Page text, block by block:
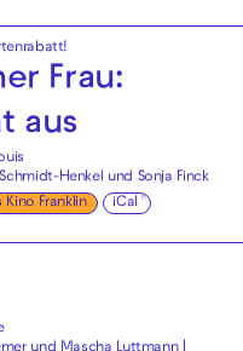
Frau:
aus
Henkel und Sonja Finck
Kino Franklin iCal